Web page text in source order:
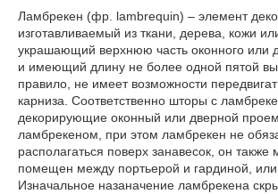
Ламбрекен (фр. lambrequin) – элемент
изготавливаемый из ткани, дерева, кожи
украшающий верхнюю часть оконного или
и имеющий длину не более одной пятой
правило, не имеет возможности
карниза. Соответственно шторы с
декорирующие оконный или дверной
ламбрекеном, при этом ламбрекен не
располагаться поверх занавесок, он также
помещен между портьерой и гардиной, или
Изначальное назаначение ламбрекена